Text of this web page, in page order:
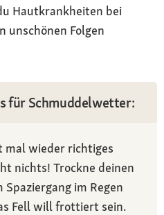
Hautkrankheiten bei
unschönen Folgen
für Schmuddelwetter:
mal wieder richtiges
nichts! Trockne deinen
im Regen
Fell will frottiert sein.